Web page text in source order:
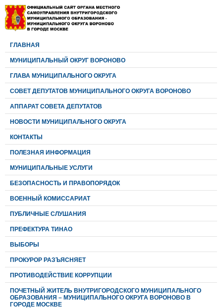
ГЛАВНАЯ
МУНИЦИПАЛЬНЫЙ ОКРУГ ВОРОНОВО
ГЛАВА МУНИЦИПАЛЬНОГО ОКРУГА
CОВЕТ ДЕПУТАТОВ МУНИЦИПАЛЬНОГО ОКРУГА ВОРОНОВО
АППАРАТ СОВЕТА ДЕПУТАТОВ
НОВОСТИ МУНИЦИПАЛЬНОГО ОКРУГА
КОНТАКТЫ
ПОЛЕЗНАЯ ИНФОРМАЦИЯ
МУНИЦИПАЛЬНЫЕ УСЛУГИ
БЕЗОПАСНОСТЬ И ПРАВОПОРЯДОК
ВОЕННЫЙ КОМИССАРИАТ
ПУБЛИЧНЫЕ СЛУШАНИЯ
ПРЕФЕКТУРА ТИНАО
ВЫБОРЫ
ПРОКУРОР РАЗЪЯСНЯЕТ
ПРОТИВОДЕЙСТВИЕ КОРРУПЦИИ
ПОЧЕТНЫЙ ЖИТЕЛЬ ВНУТРИГОРОДСКОГО МУНИЦИПАЛЬНОГО
ОБРАЗОВАНИЯ – МУНИЦИПАЛЬНОГО ОКРУГА ВОРОНОВО В
ГОРОДЕ МОСКВЕ